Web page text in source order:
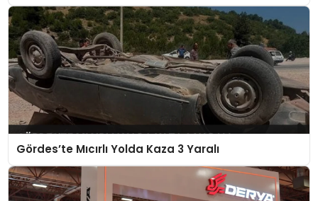
Gördes’te Mıcırlı Yolda Kaza 3 Yaralı